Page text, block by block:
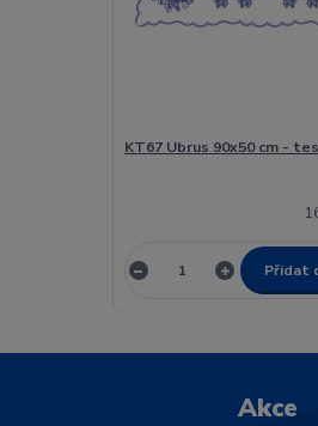
KT67 Ubrus 90x50 cm -
Přidat
Akce